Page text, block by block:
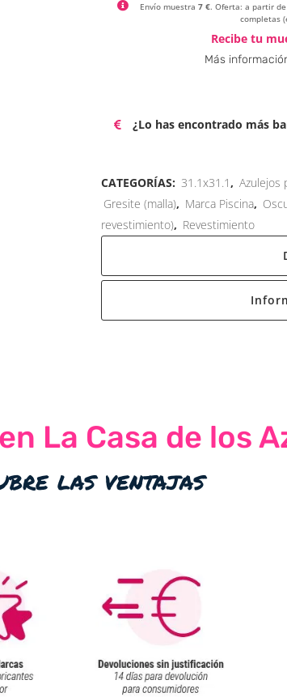
Envío muestra 7 €. Oferta: a partir
completas
Recibe tu
Más
¿Lo has encontrado más
CATEGORÍAS: 31.1x31.1, Azulejos
Gresite (malla), Marca Piscina,
revestimiento), Revestimiento
La Casa de los
las ventajas